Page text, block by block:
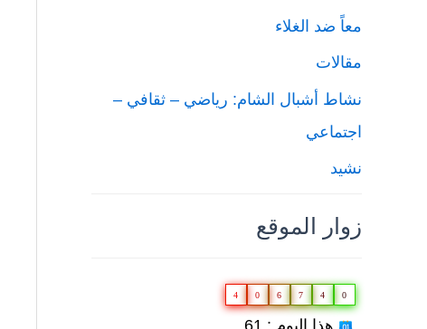
معاً ضد الغلاء
مقالات
نشاط أشبال الشام: رياضي – ثقافي –
اجتماعي
نشيد
زوار الموقع
4 0 6 7 4 0